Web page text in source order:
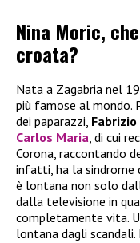
Nina Moric,
croata?
Nata a Zagabria nel
più famose al mondo.
dei paparazzi, Fabrizio
Carlos Maria, di cui
Corona, raccontando
infatti, ha la sindrome
è lontana non solo
dalla televisione in
completamente vita.
lontana dagli scandali.